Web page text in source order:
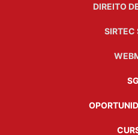
DIREITO
SIRTEC